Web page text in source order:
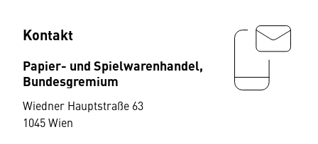
Kontakt
Papier- und Spielwarenhandel,
Bundesgremium
Wiedner Hauptstraße 63
1045 Wien